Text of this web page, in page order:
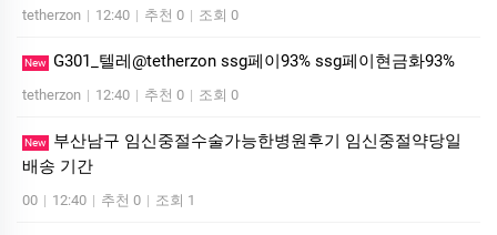
tetherzon | 12:40 | 추천 0 | 조회 0
New G301_텔레@tetherzon ssg페이93% ssg페이현금화93%
tetherzon | 12:40 | 추천 0 | 조회 0
New
부산남구 임신중절수술가능한병원후기 임신중절약당일
배송 기간
00 | 12:40 | 추천 0 | 조회 1